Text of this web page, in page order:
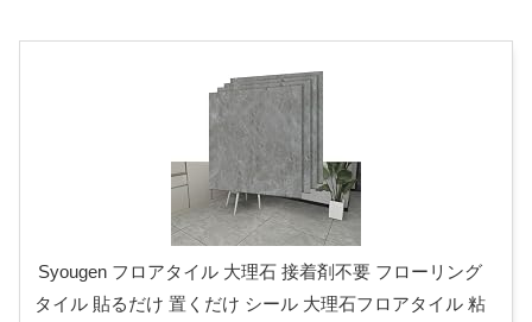
Syougen フロアタイル 大理石 接着剤不要 フローリング
タイル 貼るだけ 置くだけ シール 大理石フロアタイル 粘